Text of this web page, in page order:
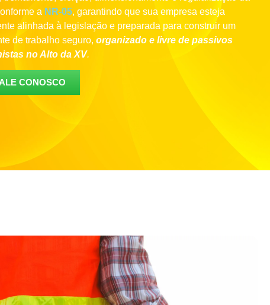
a NR-05, garantindo que sua empresa esteja
alinhada à legislação e preparada para construir um
de trabalho seguro, organizado e livre de passivos
no Alto da XV.
CONOSCO